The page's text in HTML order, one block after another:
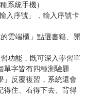
系統手機）
入序號」，輸入序號卡
雲端櫃」點選書籍、開
功能，既可深入學習單
單字皆有四種測驗題
」反覆複習，系統還會
得住、看得下去、背得